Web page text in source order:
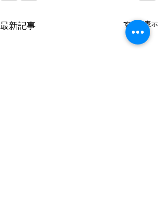
最新記事 すべて表示